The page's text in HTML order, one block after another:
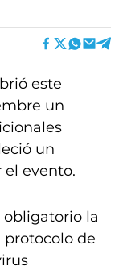
este
un
un
el evento.
obligatorio la
de